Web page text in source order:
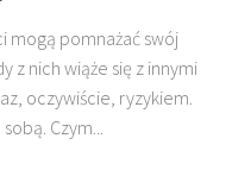
mogą pomnażać swój
z nich wiąże się z innymi
oczywiście, ryzykiem.
Czym...